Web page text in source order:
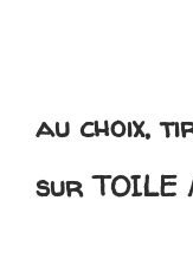
au choix,
sur TOILE